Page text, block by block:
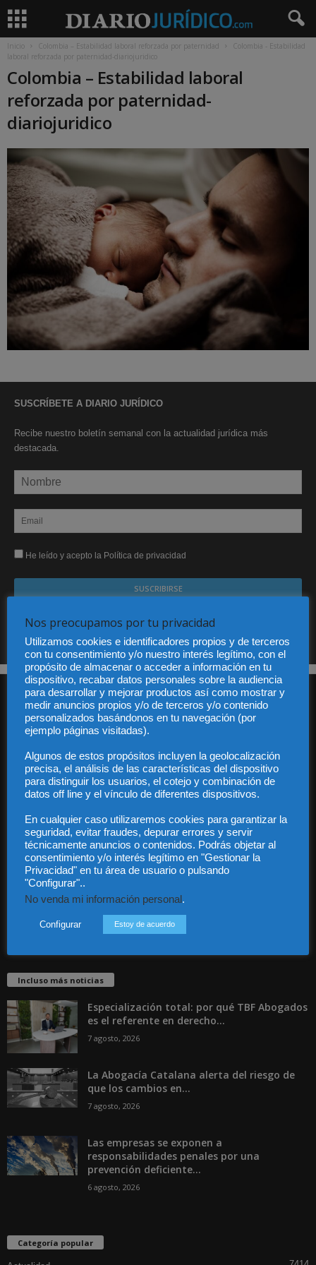
Inicio Colombia – Estabilidad laboral reforzada por paternidad
Colombia - Estabilidad
laboral reforzada por paternidad-diariojuridico
Colombia – Estabilidad laboral
reforzada por paternidad-
diariojuridico
SUSCRÍBETE A DIARIO JURÍDICO
Recibe nuestro boletín semanal con la actualidad jurídica más
destacada.
He leído y acepto la Política de privacidad
Sus datos serán incorporados a un fichero automatizado con el objeto exclusivo de dar
respuesta a su suscripción Dicho fichero es de titularidad exclusiva de LEXDIR GLOBAL
S.L. y no será cedido a un tercero en ningún caso.
Audiencia y Publicidad
Quiénes somos
Legal
Contacto
Guía Colaboradores
Contáctanos:
Incluso más noticias
Especialización total: por qué TBF Abogados
es el referente en derecho...
7 agosto, 2026
La Abogacía Catalana alerta del riesgo de
que los cambios en...
7 agosto, 2026
Las empresas se exponen a
responsabilidades penales por una
prevención deficiente...
6 agosto, 2026
Categoría popular
Nos preocupamos por tu privacidad
Utilizamos cookies e identificadores propios y de terceros
con tu consentimiento y/o nuestro interés legítimo, con el
propósito de almacenar o acceder a información en tu
dispositivo, recabar datos personales sobre la audiencia
para desarrollar y mejorar productos así como mostrar y
medir anuncios propios y/o de terceros y/o contenido
personalizados basándonos en tu navegación (por
ejemplo páginas visitadas).
Algunos de estos propósitos incluyen la geolocalización
precisa, el análisis de las características del dispositivo
para distinguir los usuarios, el cotejo y combinación de
datos off line y el vínculo de diferentes dispositivos.
En cualquier caso utilizaremos cookies para garantizar la
seguridad, evitar fraudes, depurar errores y servir
técnicamente anuncios o contenidos. Podrás objetar al
consentimiento y/o interés legítimo en "Gestionar la
Privacidad" en tu área de usuario o pulsando
"Configurar"..
No venda mi información personal.
Configurar Estoy de acuerdo